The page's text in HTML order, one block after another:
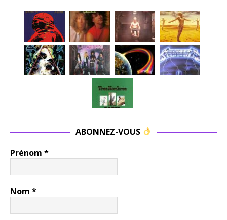
ABONNEZ-VOUS
Prénom *
Nom *